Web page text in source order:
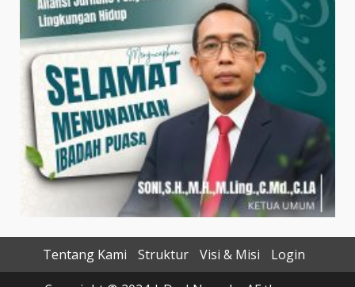
Tentang Kami Struktur Visi & Misi
Login